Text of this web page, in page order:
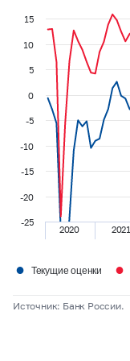
2020 2021
-25
-20
-15
-10
-5
0
5
10
15
● Текущие оценки ●
Источник: Банк России.